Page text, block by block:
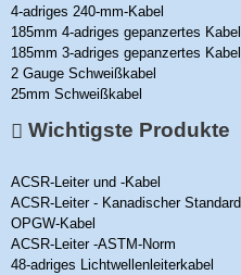
4-adriges 240-mm-Kabel
185mm 4-adriges gepanzertes Kabel
185mm 3-adriges gepanzertes Kabel
2 Gauge Schweißkabel
25mm Schweißkabel
Wichtigste Produkte
ACSR-Leiter und -Kabel
ACSR-Leiter - Kanadischer Standard
OPGW-Kabel
ACSR-Leiter -ASTM-Norm
48-adriges Lichtwellenleiterkabel